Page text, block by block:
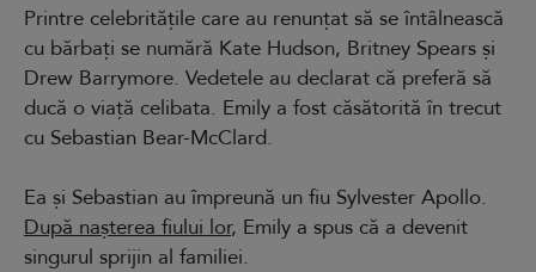
Printre celebritățile care au renunțat să se întâlnească
cu bărbați se numără Kate Hudson, Britney Spears și
Drew Barrymore. Vedetele au declarat că preferă să
ducă o viață celibata. Emily a fost căsătorită în trecut
cu Sebastian Bear-McClard.
Ea și Sebastian au împreună un fiu Sylvester Apollo.
După nașterea fiului lor, Emily a spus că a devenit
singurul sprijin al familiei.